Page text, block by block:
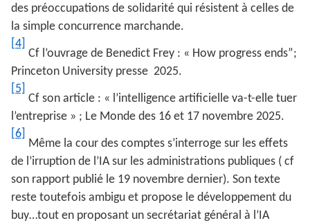
des préoccupations de solidarité qui résistent à celles de
la simple concurrence marchande.
[4]
Cf l’ouvrage de Benedict Frey : « How progress ends”;
Princeton University presse 2025.
[5]
Cf son article : « l’intelligence artificielle va-t-elle tuer
l’entreprise » ; Le Monde des 16 et 17 novembre 2025.
[6]
Même la cour des comptes s’interroge sur les effets
de l’irruption de l’IA sur les administrations publiques ( cf
son rapport publié le 19 novembre dernier). Son texte
reste toutefois ambigu et propose le développement du
buy…tout en proposant un secrétariat général à l’IA